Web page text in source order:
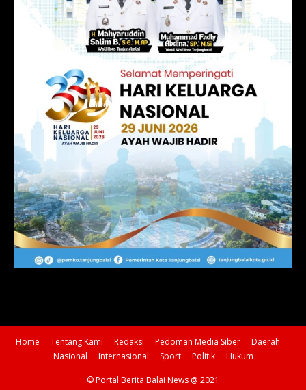
Home Tentang Kami Redaksi Pedoman Media Siber
Daerah
Nasional
Internasional Sport Politik Hukum
© Portal Berita Balai News @ 2021